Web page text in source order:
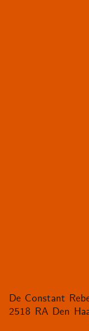
De Constant
2518 RA Den